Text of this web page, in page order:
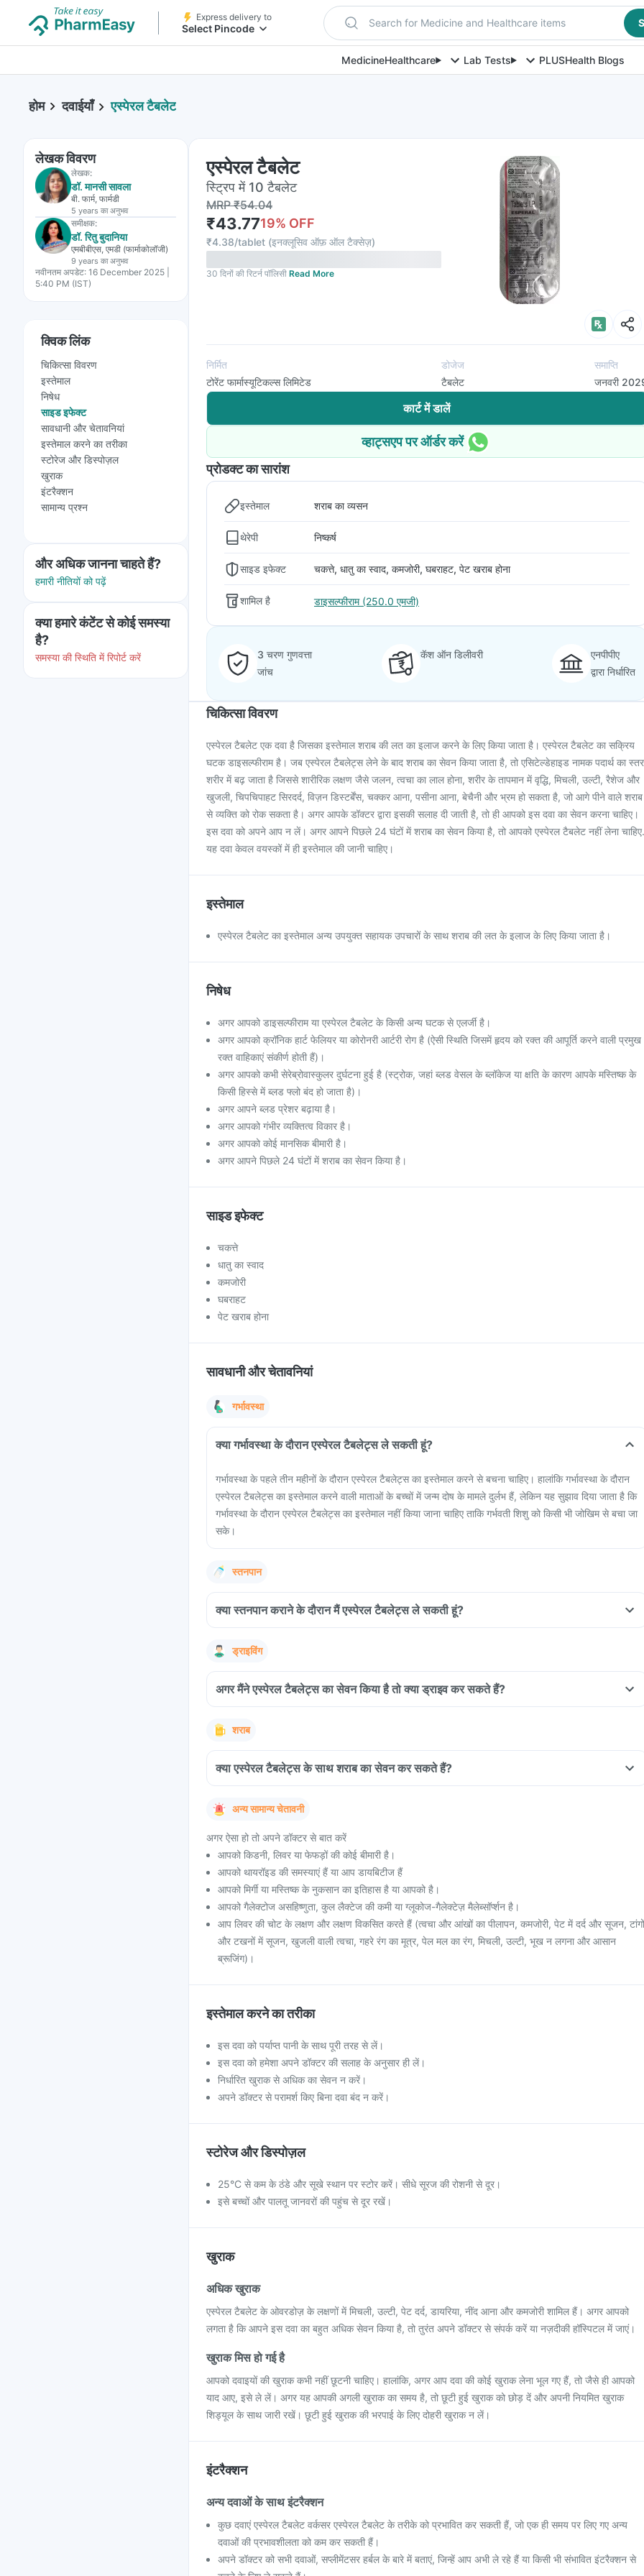
Express delivery to
Select Pincode Search for Medicine and Healthcare items
MedicineHealthcare Lab Tests PLUSHealth Blogs
होम दवाईयाँ एस्पेरल टैबलेट
लेखक विवरण
लेखक:
डॉ. मानसी सावला
बी. फार्म, फार्मडी
5 years का अनुभव
समीक्षक:
डॉ. रितु बुदानिया
एमबीबीएस, एमडी (फार्माकोलॉजी)
9 years का अनुभव
नवीनतम अपडेट: 16 December 2025 |
5:40 PM (IST)
क्विक लिंक
चिकित्सा विवरण
इस्तेमाल
निषेध
साइड इफेक्ट
सावधानी और चेतावनियां
इस्तेमाल करने का तरीका
स्टोरेज और डिस्पोज़ल
खुराक
इंटरैक्शन
सामान्य प्रश्न
और अधिक जानना चाहते हैं?
हमारी नीतियों को पढ़ें
क्या हमारे कंटेंट से कोई समस्या
है?
समस्या की स्थिति में रिपोर्ट करें
एस्पेरल टैबलेट
स्ट्रिप में 10 टैबलेट
MRP₹54.04
₹43.7719% OFF
₹4.38/tablet (इनक्लूसिव ऑफ़ ऑल टैक्सेज़)
30 दिनों की रिटर्न पॉलिसी Read More
निर्मित
टोरेंट फार्मास्यूटिकल्स लिमिटेड
डोजेज
टैबलेट
समाप्ति
जनवरी
कार्ट में डालें
व्हाट्सएप पर ऑर्डर करें
प्रोडक्ट का सारांश
इस्तेमाल शराब का व्यसन
थेरेपी निष्कर्ष
साइड इफेक्ट चकत्ते, धातु का स्वाद, कमजोरी, घबराहट, पेट खराब होना
शामिल है डाइसल्फीराम (250.0 एमजी)
3 चरण गुणवत्ता
जांच
कॅश ऑन डिलीवरी
एनपीपीए
द्वारा निर्धारित
चिकित्सा विवरण
एस्पेरल टैबलेट एक दवा है जिसका इस्तेमाल शराब की लत का इलाज करने के लिए किया जाता है। एस्पेरल टैबलेट का सक्रिय
घटक डाइसल्फीराम है। जब एस्पेरल टैबलेट्स लेने के बाद शराब का सेवन किया जाता है, तो एसिटेल्डेहाइड नामक पदार्थ का स्तर
शरीर में बढ़ जाता है जिससे शारीरिक लक्षण जैसे जलन, त्वचा का लाल होना, शरीर के तापमान में वृद्धि, मिचली, उल्टी, रैशेज और
खुजली, चिपचिपाहट सिरदर्द, विज़न डिस्टर्बेंस, चक्कर आना, पसीना आना, बेचैनी और भ्रम हो सकता है, जो आगे पीने वाले शराब
से व्यक्ति को रोक सकता है। अगर आपके डॉक्टर द्वारा इसकी सलाह दी जाती है, तो ही आपको इस दवा का सेवन करना चाहिए।
इस दवा को अपने आप न लें। अगर आपने पिछले 24 घंटों में शराब का सेवन किया है, तो आपको एस्पेरल टैबलेट नहीं लेना चाहिए.
यह दवा केवल वयस्कों में ही इस्तेमाल की जानी चाहिए।
इस्तेमाल
एस्पेरल टैबलेट का इस्तेमाल अन्य उपयुक्त सहायक उपचारों के साथ शराब की लत के इलाज के लिए किया जाता है।
निषेध
अगर आपको डाइसल्फीराम या एस्पेरल टैबलेट के किसी अन्य घटक से एलर्जी है।
अगर आपको क्रॉनिक हार्ट फेलियर या कोरोनरी आर्टरी रोग है (ऐसी स्थिति जिसमें हृदय को रक्त की आपूर्ति करने वाली प्रमुख
रक्त वाहिकाएं संकीर्ण होती हैं)।
अगर आपको कभी सेरेब्रोवास्कुलर दुर्घटना हुई है (स्ट्रोक, जहां ब्लड वेसल के ब्लॉकेज या क्षति के कारण आपके मस्तिष्क के
किसी हिस्से में ब्लड फ्लो बंद हो जाता है)।
अगर आपने ब्लड प्रेशर बढ़ाया है।
अगर आपको गंभीर व्यक्तित्व विकार है।
अगर आपको कोई मानसिक बीमारी है।
अगर आपने पिछले 24 घंटों में शराब का सेवन किया है।
साइड इफेक्ट
चकत्ते
धातु का स्वाद
कमजोरी
घबराहट
पेट खराब होना
सावधानी और चेतावनियां
गर्भावस्था
क्या गर्भावस्था के दौरान एस्पेरल टैबलेट्स ले सकती हूं?
गर्भावस्था के पहले तीन महीनों के दौरान एस्पेरल टैबलेट्स का इस्तेमाल करने से बचना चाहिए। हालांकि गर्भावस्था के दौरान
एस्पेरल टैबलेट्स का इस्तेमाल करने वाली माताओं के बच्चों में जन्म दोष के मामले दुर्लभ हैं, लेकिन यह सुझाव दिया जाता है कि
गर्भावस्था के दौरान एस्पेरल टैबलेट्स का इस्तेमाल नहीं किया जाना चाहिए ताकि गर्भवती शिशु को किसी भी जोखिम से बचा जा
सके।
स्तनपान
क्या स्तनपान कराने के दौरान मैं एस्पेरल टैबलेट्स ले सकती हूं?
ड्राइविंग
अगर मैंने एस्पेरल टैबलेट्स का सेवन किया है तो क्या ड्राइव कर सकते हैं?
शराब
क्या एस्पेरल टैबलेट्स के साथ शराब का सेवन कर सकते हैं?
अन्य सामान्य चेतावनी
अगर ऐसा हो तो अपने डॉक्टर से बात करें
आपको किडनी, लिवर या फेफड़ों की कोई बीमारी है।
आपको थायरॉइड की समस्याएं हैं या आप डायबिटीज हैं
आपको मिर्गी या मस्तिष्क के नुकसान का इतिहास है या आपको है।
आपको गैलेक्टोज असहिष्णुता, कुल लैक्टेज की कमी या ग्लूकोज-गैलेक्टेज़ मैलेब्सॉर्प्शन है।
आप लिवर की चोट के लक्षण और लक्षण विकसित करते हैं (त्वचा और आंखों का पीलापन, कमजोरी, पेट में दर्द और सूजन, टांगों
और टखनों में सूजन, खुजली वाली त्वचा, गहरे रंग का मूत्र, पेल मल का रंग, मिचली, उल्टी, भूख न लगना और आसान
ब्रूजिंग)।
इस्तेमाल करने का तरीका
इस दवा को पर्याप्त पानी के साथ पूरी तरह से लें।
इस दवा को हमेशा अपने डॉक्टर की सलाह के अनुसार ही लें।
निर्धारित खुराक से अधिक का सेवन न करें।
अपने डॉक्टर से परामर्श किए बिना दवा बंद न करें।
स्टोरेज और डिस्पोज़ल
25°C से कम के ठंडे और सूखे स्थान पर स्टोर करें। सीधे सूरज की रोशनी से दूर।
इसे बच्चों और पालतू जानवरों की पहुंच से दूर रखें।
खुराक
अधिक खुराक
एस्पेरल टैबलेट के ओवरडोज़ के लक्षणों में मिचली, उल्टी, पेट दर्द, डायरिया, नींद आना और कमजोरी शामिल हैं। अगर आपको
लगता है कि आपने इस दवा का बहुत अधिक सेवन किया है, तो तुरंत अपने डॉक्टर से संपर्क करें या नज़दीकी हॉस्पिटल में जाएं।
खुराक मिस हो गई है
आपको दवाइयों की खुराक कभी नहीं छूटनी चाहिए। हालांकि, अगर आप दवा की कोई खुराक लेना भूल गए हैं, तो जैसे ही आपको
याद आए, इसे ले लें। अगर यह आपकी अगली खुराक का समय है, तो छूटी हुई खुराक को छोड़ दें और अपनी नियमित खुराक
शिड्यूल के साथ जारी रखें। छूटी हुई खुराक की भरपाई के लिए दोहरी खुराक न लें।
इंटरैक्शन
अन्य दवाओं के साथ इंटरैक्शन
कुछ दवाएं एस्पेरल टैबलेट वर्कसर एस्पेरल टैबलेट के तरीके को प्रभावित कर सकती हैं, जो एक ही समय पर लिए गए अन्य
दवाओं की प्रभावशीलता को कम कर सकती हैं।
अपने डॉक्टर को सभी दवाओं, सप्लीमेंटसर हर्बल के बारे में बताएं, जिन्हें आप अभी ले रहे हैं या किसी भी संभावित इंटरैक्शन से